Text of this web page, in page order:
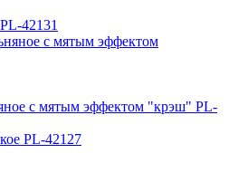
42131
с мятым эффектом "крэш" PL-